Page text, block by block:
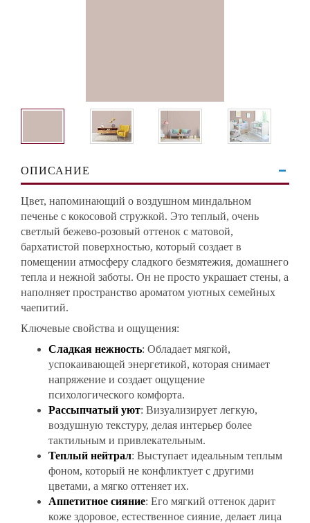
ОПИСАНИЕ
Цвет, напоминающий о воздушном миндальном
печенье с кокосовой стружкой. Это теплый, очень
светлый бежево-розовый оттенок с матовой,
бархатистой поверхностью, который создает в
помещении атмосферу сладкого безмятежия, домашнего
тепла и нежной заботы. Он не просто украшает стены, а
наполняет пространство ароматом уютных семейных
чаепитий.
Ключевые свойства и ощущения:
Сладкая нежность: Обладает мягкой,
успокаивающей энергетикой, которая снимает
напряжение и создает ощущение
психологического комфорта.
Рассыпчатый уют: Визуализирует легкую,
воздушную текстуру, делая интерьер более
тактильным и привлекательным.
Теплый нейтрал: Выступает идеальным теплым
фоном, который не конфликтует с другими
цветами, а мягко оттеняет их.
Аппетитное сияние: Его мягкий оттенок дарит
коже здоровое, естественное сияние, делает лица